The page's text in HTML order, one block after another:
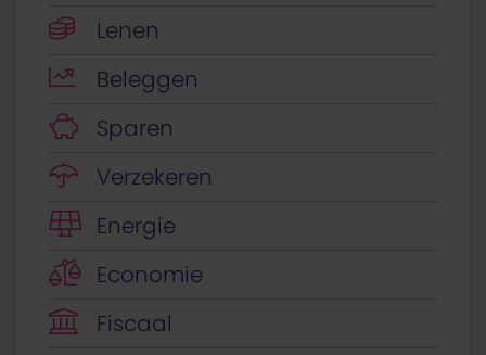
Lenen
Beleggen
Sparen
Verzekeren
Energie
Economie
Fiscaal